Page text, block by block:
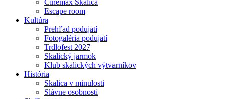
Cinemax Skalica
Escape room
Kultúra
Prehľad podujatí
Fotogaléria podujatí
Trdlofest 2027
Skalický jarmok
Klub skalických výtvarníkov
História
Skalica v minulosti
Slávne osobnosti